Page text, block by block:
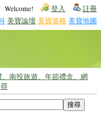
Welcome! 登入 註冊
美寶論壇 美寶落格 美寶地圖
、南投旅遊、年節禮盒、網